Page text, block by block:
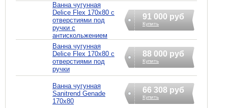
Ванна чугунная
Delice Flex 170x80 с
отверстиями под
ручки с
антискольжением
91 000 руб
Купить
Ванна чугунная
Delice Flex 170x80 с
отверстиями под
ручки
88 000 руб
Купить
Ванна чугунная
Sanitrend Genade
170х80
66 308 руб
Купить